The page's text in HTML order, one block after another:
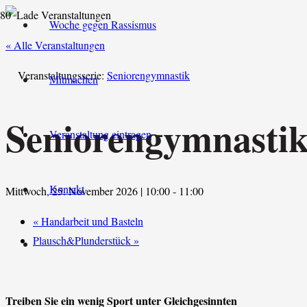
Woche gegen Rassismus
Mitmachen
Veranstaltung eintragen
Kontakt
« Alle Veranstaltungen
Veranstaltungsserie: Seniorengymnastik
Mittwoch, 25. November 2026 | 10:00- 11:00
«Handarbeit und Basteln
Plausch&Plunderstück»
Treiben Sie ein wenig Sport unter Gleichgesinnten